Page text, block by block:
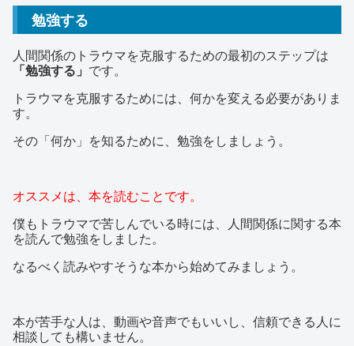
勉強する
人間関係のトラウマを克服するための最初のステップは
「勉強する」 です。
トラウマを克服するためには、何かを変える必要がありま
す。
その「何か」を知るために、勉強をしましょう。
オススメは、本を読むことです。
僕もトラウマで苦しんでいる時には、人間関係に関する本
を読んで勉強をしました。
なるべく読みやすそうな本から始めてみましょう。
本が苦手な人は、動画や音声でもいいし、信頼できる人に
相談しても構いません。